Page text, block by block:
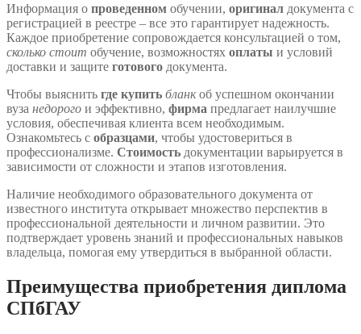
Информация о проведенном обучении, оригинал документа с
регистрацией в реестре – все это гарантирует надежность.
Каждое приобретение сопровождается консультацией о том,
сколько стоит обучение, возможностях оплаты и условий
доставки и защите готового документа.
Чтобы выяснить где купить бланкоб успешном окончании
вуза недорого и эффективно, фирма предлагает наилучшие
условия, обеспечивая клиента всем необходимым.
Ознакомьтесь с образцами, чтобы удостовериться в
профессионализме. Стоимость документации варьируется в
зависимости от сложности и этапов изготовления.
Наличие необходимого образовательного документа от
известного института открывает множество перспектив в
профессиональной деятельности и личном развитии. Это
подтверждает уровень знаний и профессиональных навыков
владельца, помогая ему утвердиться в выбранной области.
Преимущества приобретения диплома
СПбГАУ